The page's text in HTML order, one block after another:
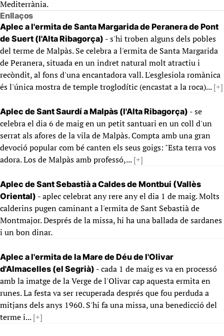
Mediterrània.
Enllaços
Aplec a l'ermita de Santa Margarida de Peranera de Pont
de Suert (l'Alta Ribagorça) - s'hi troben alguns dels pobles
del terme de Malpàs. Se celebra a l'ermita de Santa Margarida
de Peranera, situada en un indret natural molt atractiu i
recòndit, al fons d'una encantadora vall. L'esglesiola romànica
és l'única mostra de temple troglodític (encastat a la roca)...[+]
Aplec de Sant Saurdí a Malpàs (l'Alta Ribagorça) - se
celebra el dia 6 de maig en un petit santuari en un coll d'un
serrat als afores de la vila de Malpàs. Compta amb una gran
devoció popular com bé canten els seus goigs: "Esta terra vos
adora. Los de Malpàs amb professó,...[+]
Aplec de Sant Sebastià a Caldes de Montbui (Vallès
Oriental) - aplec celebrat any rere any el dia 1 de maig. Molts
calderins pugen caminant a l'ermita de Sant Sebastià de
Montmajor. Després de la missa, hi ha una ballada de sardanes
i un bon dinar.
Aplec a l'ermita de la Mare de Déu de l'Olivar
d'Almacelles (el Segrià) - cada 1 de maig es va en processó
amb la imatge de la Verge de l'Olivar cap aquesta ermita en
runes. La festa va ser recuperada després que fou perduda a
mitjans dels anys 1960. S'hi fa una missa, una benedicció del
terme i...[+]